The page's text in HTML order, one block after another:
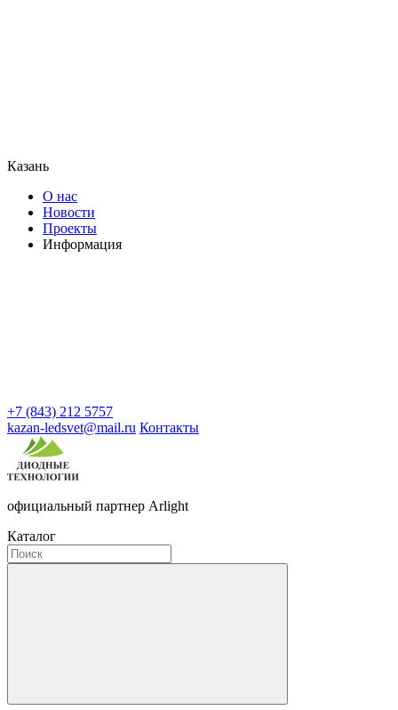
Казань
О нас
Новости
Проекты
Информация
+7 (843) 212 5757
kazan-ledsvet@mail.ru Контакты
официальный партнер Arlight
Каталог